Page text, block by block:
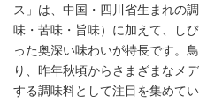
ス」は、中国・四川省生まれの
味・苦味・旨味）に加えて、し
った奥深い味わいが特長です。
り、昨年秋頃からさまざまなメ
する調味料として注目を集めてい